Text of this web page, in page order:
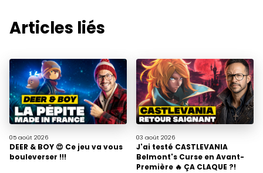
Articles liés
05 août 2026
DEER & BOY 😍 Ce jeu va vous
bouleverser !!!
03 août 2026
J'ai testé CASTLEVANIA
Belmont's Curse en Avant-
Première 🔥 ÇA CLAQUE ?!